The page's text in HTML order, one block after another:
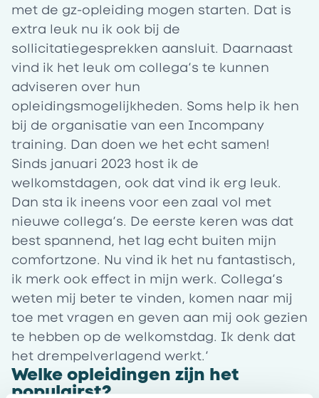
met de gz-opleiding mogen starten. Dat is
extra leuk nu ik ook bij de
sollicitatiegesprekken aansluit. Daarnaast
vind ik het leuk om collega’s te kunnen
adviseren over hun
opleidingsmogelijkheden. Soms help ik hen
bij de organisatie van een Incompany
training. Dan doen we het echt samen!
Sinds januari 2023 host ik de
welkomstdagen, ook dat vind ik erg leuk.
Dan sta ik ineens voor een zaal vol met
nieuwe collega’s. De eerste keren was dat
best spannend, het lag echt buiten mijn
comfortzone. Nu vind ik het nu fantastisch,
ik merk ook effect in mijn werk. Collega’s
weten mij beter te vinden, komen naar mij
toe met vragen en geven aan mij ook gezien
te hebben op de welkomstdag. Ik denk dat
het drempelverlagend werkt.’
Welke opleidingen zijn het
populairst?